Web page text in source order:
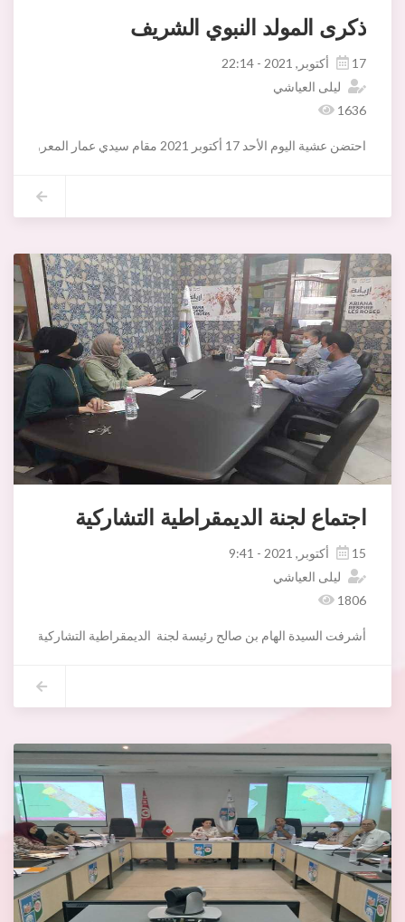
ذكرى المولد النبوي الشريف
17 أكتوبر, 2021 - 22:14
ليلى العياشي
1636
احتضن عشية اليوم الأحد 17 أكتوبر 2021 مقام سيدي عمار المعروفي فعاليات احتفال بلدية أريانة بذكرى المولد النبوي الشريف .
اجتماع لجنة الديمقراطية التشاركية
15 أكتوبر, 2021 - 9:41
ليلى العياشي
1806
أشرفت السيدة الهام بن صالح رئيسة لجنة الديمقراطية التشاركية والحوكمة ومقاومة الفساد مساء يوم الخميس 14 أكتوبر 2021 على اجتماع اللجنة بحضور السيدة سهام بوعزة رئيسة لجنة الشؤون الإدارية واسداء الخدمات والسيد هادي كشريد النائب الثاني لرئيس البلدية و مقرر اللجنة والسيد توفيق الهاني كاهية مدير